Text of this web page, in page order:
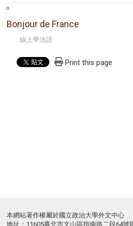
Bonjour de France
線上學法語
Print this page
本網站著作權屬於國立政治大學外文中心
地址：11605臺北市文山區指南路二段64號